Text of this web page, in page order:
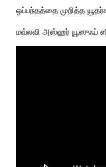
ஒப்பந்தத்தை முறித்த
மவ்லவி அஸ்ஹர் யூஸுஃப்